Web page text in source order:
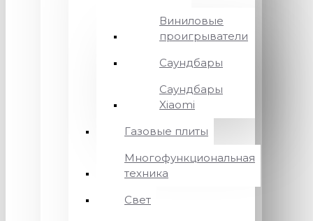
Виниловые
проигрыватели
Саундбары
Саундбары
Xiaomi
Газовые плиты
Многофункциональная
техника
Свет